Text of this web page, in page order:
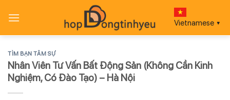
qua
Vietnamese ▼
TÌM BẠN TÂM SỰ
Nhân Viên Tư Vấn Bất Động Sản (Không Cần Kinh
Nghiệm, Có Đào Tạo) – Hà Nội